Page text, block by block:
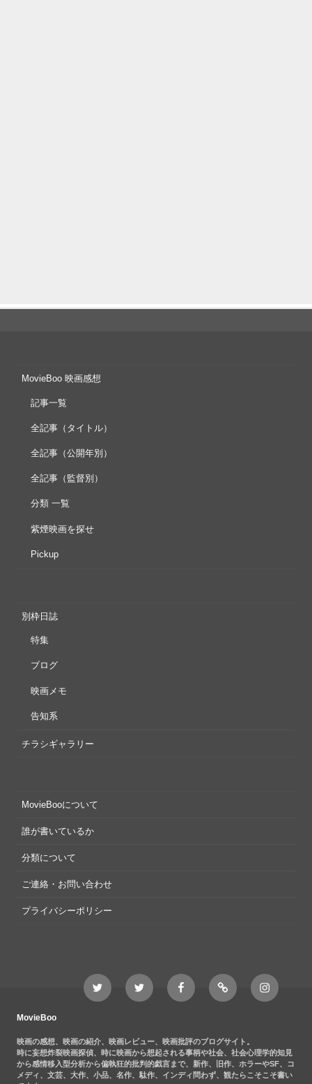
MovieBoo 映画感想
記事一覧
全記事（タイトル）
全記事（公開年別）
全記事（監督別）
分類 一覧
紫煙映画を探せ
Pickup
別枠日誌
特集
ブログ
映画メモ
告知系
チラシギャラリー
MovieBooについて
誰が書いているか
分類について
ご連絡・お問い合わせ
プライバシーポリシー
Twitter
MovieBoo
Twitter
Nezshi
Movieboo
Facebook
Feedly
Instagram
Nezshi
MovieBoo
映画の感想、映画の紹介、映画レビュー、映画批評のブログサイト。
時に妄想炸裂映画探偵、時に映画から想起される事柄や社会、社会心理学的知見
から感情移入型分析から偏執狂的批判的戯言まで、新作、旧作、ホラーやSF、コ
メディ、文芸、大作、小品、名作、駄作、インディ問わず、観たらこそこそ書い